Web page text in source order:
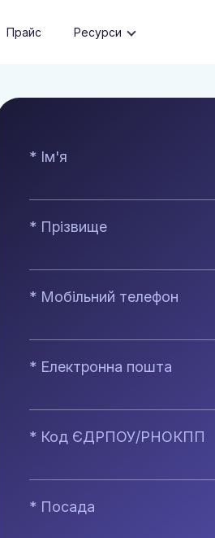
Прайс Ресурси
* Ім'я
* Прізвище
* Мобільний телефон
* Електронна пошта
* Код ЄДРПОУ/РНОКПП
* Посада